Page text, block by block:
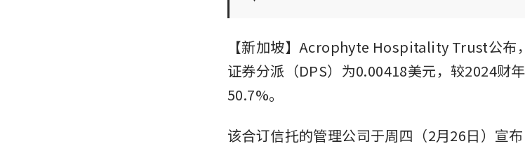
【新加坡】Acrophyte Hospitality Trust公布
证券分派（DPS）为0.00418美元，较2024财
50.7%。
该合订信托的管理公司于周四（2月26日）宣